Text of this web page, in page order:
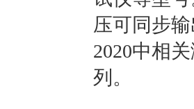
压可同步
2020中相
列。